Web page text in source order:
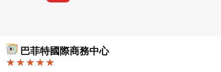
巴菲特國際商務中心
★ ★ ★ ★ ★